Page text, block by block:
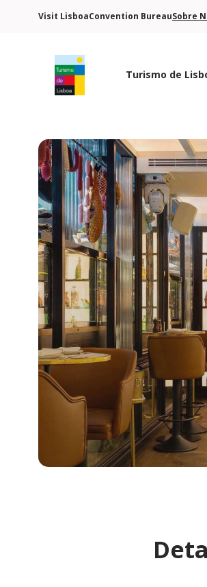
Visit LisboaConvention BureauSobre
Turismo de